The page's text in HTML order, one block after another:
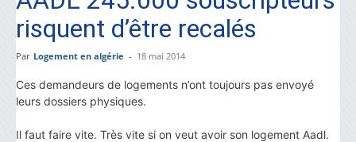
risquent d’être recalés
Par Logement en algérie - 18 mai 2014
Ces demandeurs de logements n’ont toujours pas envoyé
leurs dossiers physiques.
Il faut faire vite. Très vite si on veut avoir son logement Aadl.